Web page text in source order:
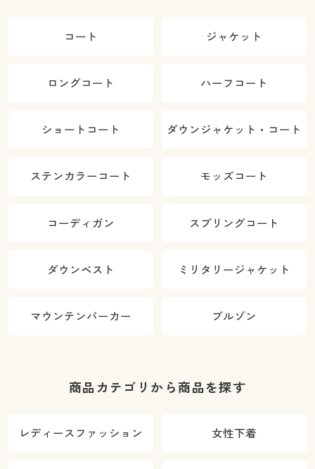
コート ジャケット
ロングコート ハーフコート
ショートコート ダウンジャケット・コート
ステンカラーコート モッズコート
コーディガン スプリングコート
ダウンベスト ミリタリージャケット
マウンテンパーカー ブルゾン
商品カテゴリから商品を探す
レディースファッション 女性下着